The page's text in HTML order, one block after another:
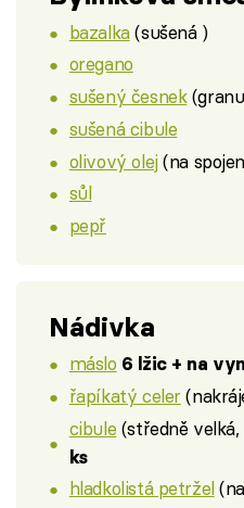
bazalka(sušená )
oregano
sušený česnek
sušená cibule
olivový olej(na
sůl
pepř
Nádivka
máslo 6 lžic + na
řapíkatý celer
cibule (středně
ks
hladkolistá petržel